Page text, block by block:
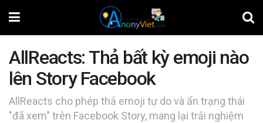
AllReacts: Thả bất kỳ emoji nào
lên Story Facebook
AllReacts cho phép thả emoji tự do và ẩn trạng thái
"đã xem" trên Facebook Story, mang lại trải nghiệm